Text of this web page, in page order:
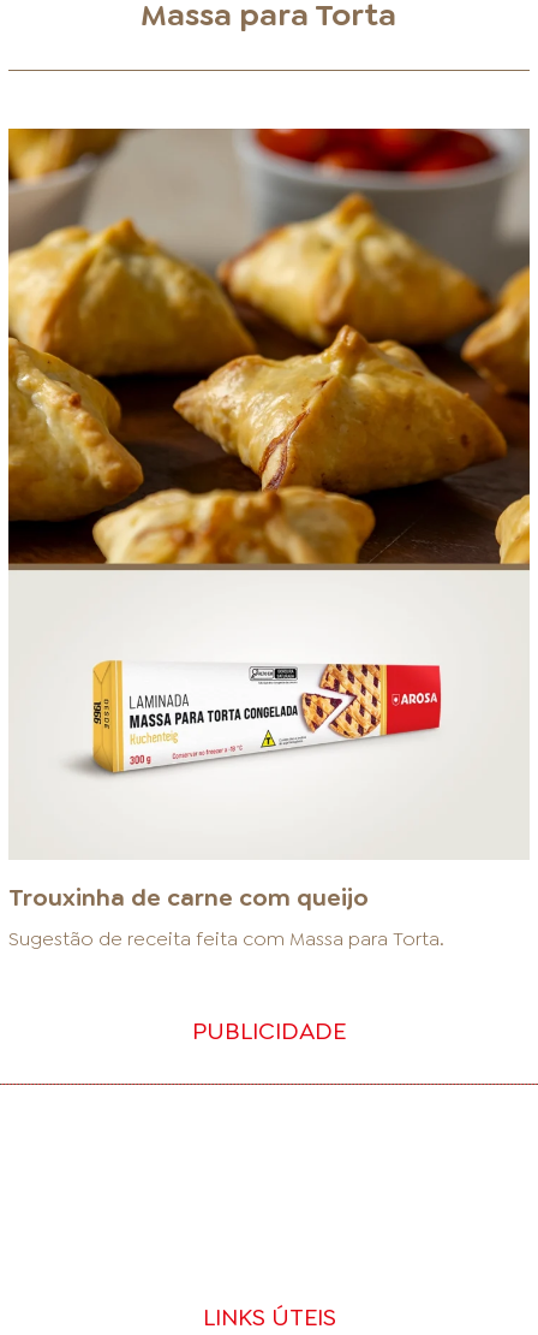
Massa para Torta
Trouxinha de carne com queijo
Sugestão de receita feita com Massa para Torta.
PUBLICIDADE
LINKS ÚTEIS